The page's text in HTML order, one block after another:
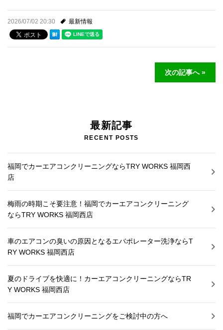
2026/07/02 20:30 最新情報
次の記事へ »
最新記事
RECENT POSTS
福岡でカーエアコンクリーニングならTRY WORKS 福岡西
店
梅雨の時期こそ要注意！福岡でカーエアコンクリーニング
ならTRY WORKS 福岡西店
車のエアコンの臭いの原因となるエバポレーター洗浄ならT
RY WORKS 福岡西店
夏のドライブを快適に！カーエアコンクリーニングならTR
Y WORKS 福岡西店
福岡でカーエアコンクリーニングをご検討中の方へ